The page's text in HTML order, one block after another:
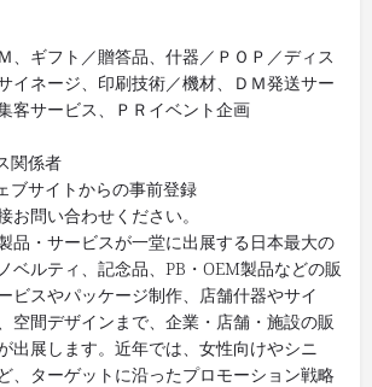
、ギフト／贈答品、什器／ＰＯＰ／ディス
イネージ、印刷技術／機材、ＤＭ発送サー
客サービス、ＰＲイベント企画
関係者
ブサイトからの事前登録
お問い合わせください。
品・サービスが一堂に出展する日本最大の
ベルティ、記念品、PB・OEM製品などの販
ビスやパッケージ制作、店舗什器やサイ
空間デザインまで、企業・店舗・施設の販
出展します。近年では、女性向けやシニ
、ターゲットに沿ったプロモーション戦略